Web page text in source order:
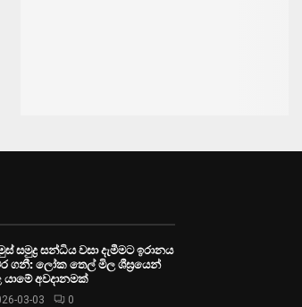
සමුද්‍ර සන්ධිය වසා දැමීමට ඉරානය
ගනී: ලෝක තෙල් මිල ශීඝ්‍රයෙන්
යාමේ අවදානමක්
03-03 0